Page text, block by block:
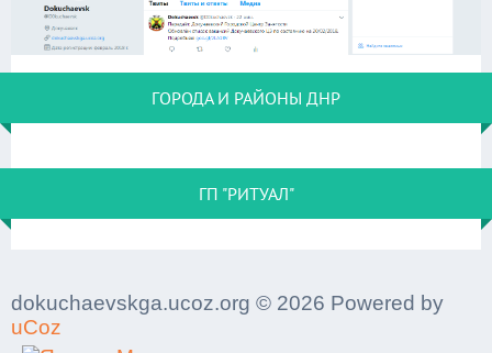
ГОРОДА И РАЙОНЫ ДНР
ГП "РИТУАЛ"
dokuchaevskga.ucoz.org © 2026 Powered by
uCoz